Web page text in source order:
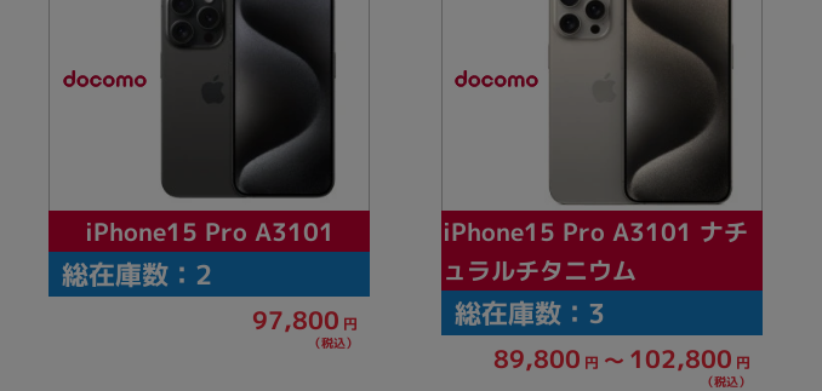
iPhone15 Pro A3101
総在庫数：2
97,800 円
（税込）
iPhone15 Pro A3101 ナチ
ュラルチタニウム
総在庫数：3
89,800 円 ～ 102,800 円
（税込）